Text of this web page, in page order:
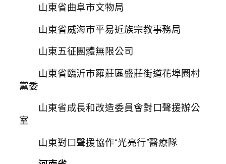
山東省曲阜市文物局
山東省威海市平易近族宗教事務局
山東五征團體無限公司
山東省臨沂市羅莊區盛莊街道花埠圈村
黨委
山東省成長和改造委員會對口聲援辦公
室
山東對口聲援協作“光亮行”醫療隊